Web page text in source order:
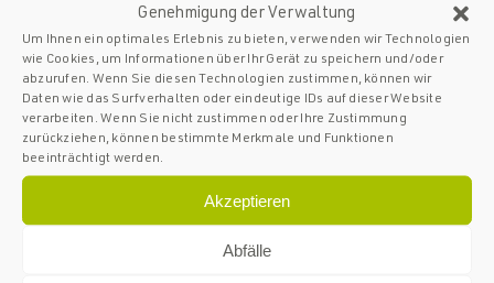
Genehmigung der Verwaltung
Um Ihnen ein optimales Erlebnis zu bieten, verwenden wir Technologien
wie Cookies, um Informationen über Ihr Gerät zu speichern und/oder
abzurufen. Wenn Sie diesen Technologien zustimmen, können wir
Daten wie das Surfverhalten oder eindeutige IDs auf dieser Website
verarbeiten. Wenn Sie nicht zustimmen oder Ihre Zustimmung
zurückziehen, können bestimmte Merkmale und Funktionen
beeinträchtigt werden.
Akzeptieren
Abfälle
verwendet und nicht an Dritte
weitergegeben.